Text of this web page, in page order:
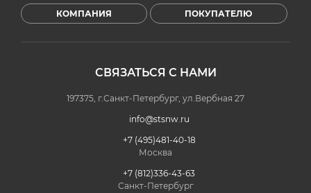
КОМПАНИЯ ПОКУПАТЕЛЮ
СВЯЗАТЬСЯ С НАМИ
197375, г.Санкт-Петербург, ул.Вербная 27
info@stsnw.ru
Москва
+7 (495)481-40-18
Санкт-Петербург
+7 (812)336-43-63